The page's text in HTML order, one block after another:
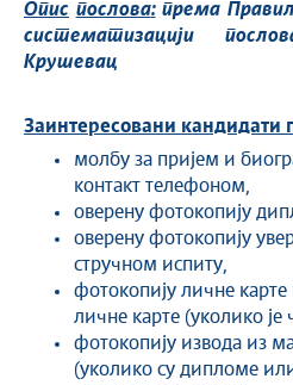
Опис послова: према
систематизацији
Крушевац
Заинтересовани кандидати
молбу за пријем и
контакт телефоном,
оверену фотокопију
оверену фотокопију
стручном испиту,
фотокопију личне
личне карте (уколико је
фотокопију извода из
(уколико су дипломе